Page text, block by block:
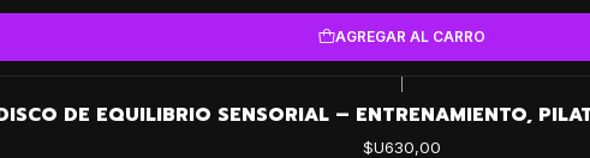
AGREGAR AL CARRO
DE EQUILIBRIO SENSORIAL – ENTRENAMIENTO,
$U630,00